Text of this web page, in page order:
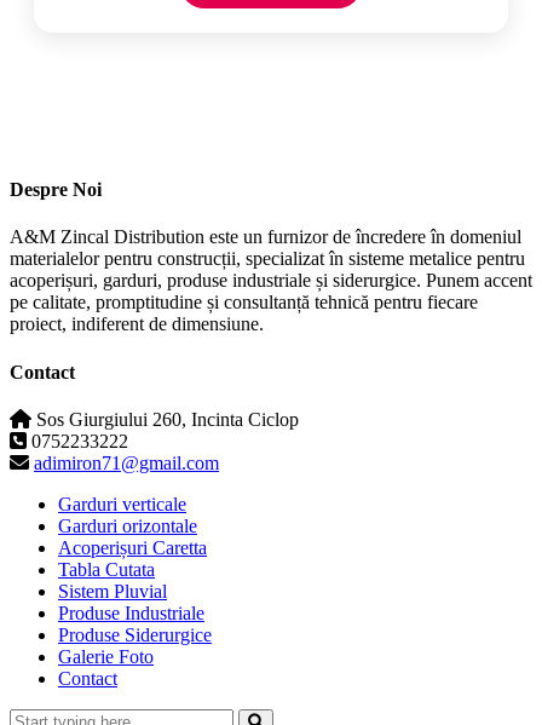
Despre Noi
A&M Zincal Distribution este un furnizor de încredere în domeniul
materialelor pentru construcții, specializat în sisteme metalice pentru
acoperișuri, garduri, produse industriale și siderurgice. Punem accent
pe calitate, promptitudine și consultanță tehnică pentru fiecare
proiect, indiferent de dimensiune.
Contact
Sos Giurgiului 260, Incinta Ciclop
0752233222
adimiron71@gmail.com
Garduri verticale
Garduri orizontale
Acoperișuri Caretta
Tabla Cutata
Sistem Pluvial
Produse Industriale
Produse Siderurgice
Galerie Foto
Contact